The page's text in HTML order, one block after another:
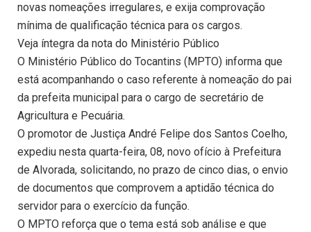
novas nomeações irregulares, e exija comprovação
mínima de qualificação técnica para os cargos.
Veja íntegra da nota do Ministério Público
O Ministério Público do Tocantins (MPTO) informa que
está acompanhando o caso referente à nomeação do pai
da prefeita municipal para o cargo de secretário de
Agricultura e Pecuária.
O promotor de Justiça André Felipe dos Santos Coelho,
expediu nesta quarta-feira, 08, novo ofício à Prefeitura
de Alvorada, solicitando, no prazo de cinco dias, o envio
de documentos que comprovem a aptidão técnica do
servidor para o exercício da função.
O MPTO reforça que o tema está sob análise e que